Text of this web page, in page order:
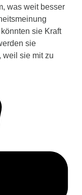
was weit besser
sie Kraft
sie
weil sie mit zu